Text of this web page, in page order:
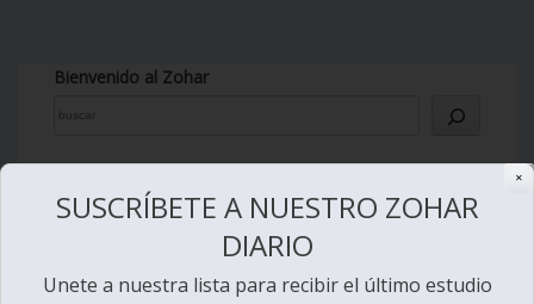
Bienvenido al Zohar
Ver videos de Lectura de la Torá
✕
SUSCRÍBETE A NUESTRO ZOHAR
DIARIO
Unete a nuestra lista para recibir el último estudio